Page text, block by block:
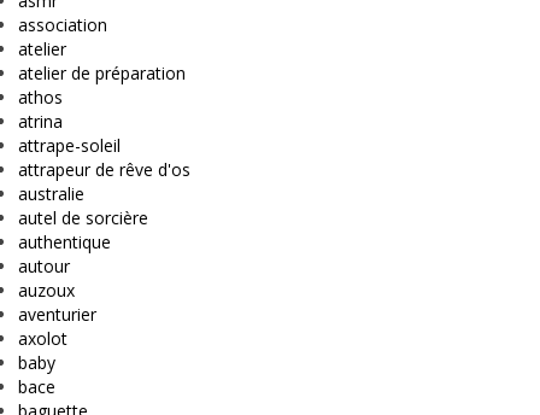
association
atelier
atelier de préparation
athos
atrina
attrape-soleil
attrapeur de rêve d'os
australie
autel de sorcière
authentique
autour
auzoux
aventurier
axolot
baby
bace
baguette